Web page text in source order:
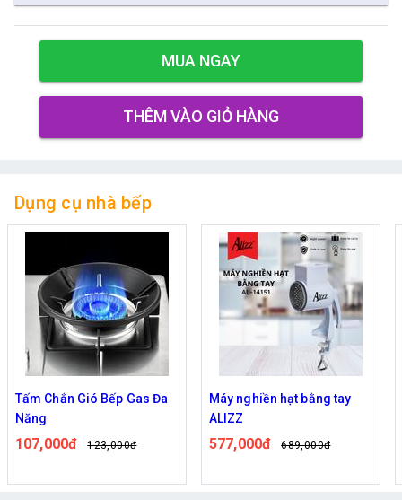
MUA NGAY
THÊM VÀO GIỎ HÀNG
Dụng cụ nhà bếp
Tấm Chắn Gió Bếp Gas Đa
Năng
107,000đ 123,000đ
Máy nghiền hạt bằng tay
ALIZZ
577,000đ 689,000đ